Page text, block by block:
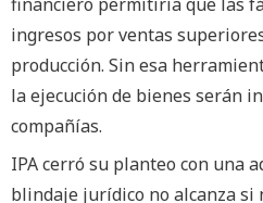
ingresos por ventas
producción. Sin esa
la ejecución de bienes serán
compañías.
IPA cerró su planteo con una
blindaje jurídico no alcanza si